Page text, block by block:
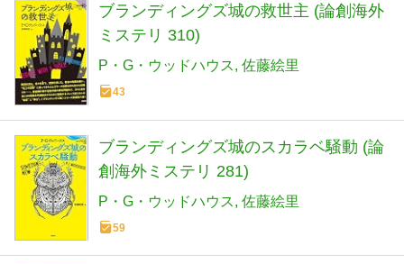
ブランディングズ城の救世主 (論創海外
ミステリ 310)
P・G・ウッドハウス 佐藤絵里
43
ブランディングズ城のスカラベ騒動 (論
創海外ミステリ 281)
P・G・ウッドハウス 佐藤絵里
59